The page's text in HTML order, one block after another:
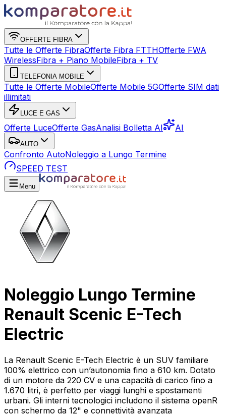
OFFERTE FIBRA
Tutte le Offerte FibraOfferte Fibra FTTHOfferte FWA
WirelessFibra + Piano MobileFibra + TV
TELEFONIA MOBILE
Tutte le Offerte MobileOfferte Mobile 5GOfferte SIM dati
illimitati
LUCE E GAS
Offerte LuceOfferte GasAnalisi Bolletta AI AI
AUTO
Confronto AutoNoleggio a Lungo Termine
SPEED TEST
Menu
Noleggio Lungo Termine
Renault Scenic E-Tech
Electric
La Renault Scenic E-Tech Electric è un SUV familiare
100% elettrico con un’autonomia fino a 610 km. Dotato
di un motore da 220 CV e una capacità di carico fino a
1.670 litri, è perfetto per viaggi lunghi e spostamenti
urbani. Gli interni tecnologici includono il sistema openR
con schermo da 12" e connettività avanzata